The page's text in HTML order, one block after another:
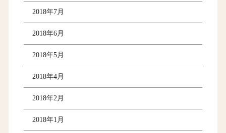
2018年7月
2018年6月
2018年5月
2018年4月
2018年2月
2018年1月